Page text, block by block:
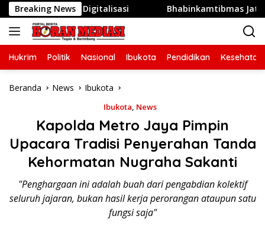
Langsung
ke
konten
Breaking News
dan Digitalisasi Bhabinkamtibmas Jatibening
Hukrim Politik Nasional Ibukota Pendidikan Kesehatan
Beranda News Ibukota
Ibukota, News
Kapolda Metro Jaya Pimpin
Upacara Tradisi Penyerahan Tanda
Kehormatan Nugraha Sakanti
"Penghargaan ini adalah buah dari pengabdian kolektif
seluruh jajaran, bukan hasil kerja perorangan ataupun satu
fungsi saja"